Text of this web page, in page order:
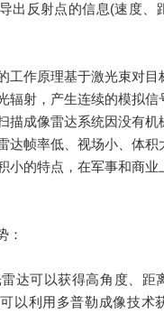
出反射点的信息(速度、
工作原理基于激光束对目
辐射，产生连续的模拟信
描成像雷达系统因没有机
达帧率低、视场小、体积
小的特点，在军事和商业
：
达可以获得高角度、距
以利用多普勒成像技术